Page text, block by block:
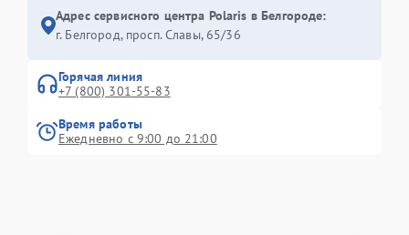
Адрес сервисного центра Polaris в Белгороде:
г. Белгород, просп. Славы, 65/36
Горячая линия
+7 (800) 301-55-83
Время работы
Ежедневно с 9:00 до 21:00